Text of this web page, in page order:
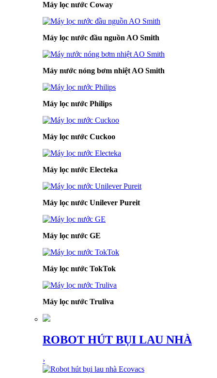
Máy lọc nước Coway
Máy lọc nước đầu nguồn AO Smith
Máy nước nóng bơm nhiệt AO Smith
Máy lọc nước Philips
Máy lọc nước Cuckoo
Máy lọc nước Electeka
Máy lọc nước Unilever Pureit
Máy lọc nước GE
Máy lọc nước TokTok
Máy lọc nước Truliva
ROBOT HÚT BỤI LAU NHÀ
›